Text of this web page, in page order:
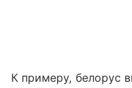
К примеру, белорус